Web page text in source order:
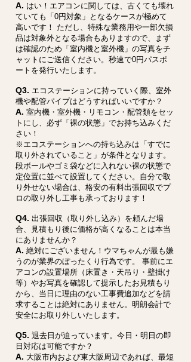
A. はい！エアコンに関しては、古くても壊れ
ていても「0円対象」となるケースが極めて
高いです！ ただし、特殊な業務用や一部欠損
品は対象外となる場合もありますので、まず
は確認のため「室内機と室外機」の写真をチ
ャットにご送信ください。秒速で0円パスポ
ートを発行いたします。
Q3. エコステーションに持っていく際、室外
機や配管パイプはどうすればいいですか？
A. 室内機・室外機・リモコン・配管類をセッ
トにし、必ず「裸の状態」でお持ち込みくだ
さい！
※エコステーションへの持ち込みは「すでに
取り外されていること」が条件となります。
段ボールやゴミ袋などに入れない裸の状態で
定位置に並べて設置してください。自分で取
り外せない場合は、格安の有料出張回収でプ
ロの取り外し工事も承っております！
Q4. 出張回収（取り外し込み）を頼んだ場
合、見積もり後に価格が高くなることは本当
にありませんか？
A. 絶対にございません！ウマちゃんが最も嫌
うのが業界のぼったくり行為です。 事前にエ
アコンの設置場所（床置き・天吊り・壁掛け
等）やお写真を確認して提示したお見積もり
から、当日に理由のない工事費追加などを請
求することは絶対にありません。明朗会計で
安全にお取り外しいたします。
Q5. 退去日が迫っています。今日・明日の即
日対応は可能ですか？
A. 大阪市内および東大阪周辺であれば、最短